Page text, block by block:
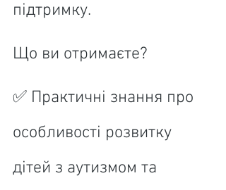
підтримку.
Що ви отримаєте?
✅ Практичні знання про
особливості розвитку
дітей з аутизмом та